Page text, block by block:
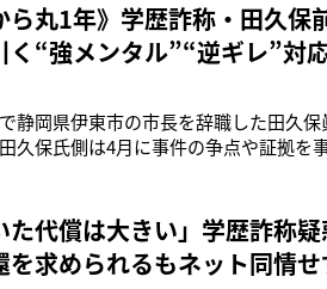
ら丸1年》学歴詐称・田久
“強メンタル”“逆ギレ”対
静岡県伊東市の市長を辞職した田久
久保氏側は4月に事件の争点や証拠を
は、田久保氏側には、法廷での審理を
されています。
た代償は大きい」学歴詐称
を求められるもネット同情せ